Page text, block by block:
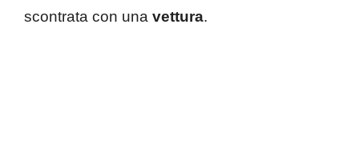
scontrata con una vettura.